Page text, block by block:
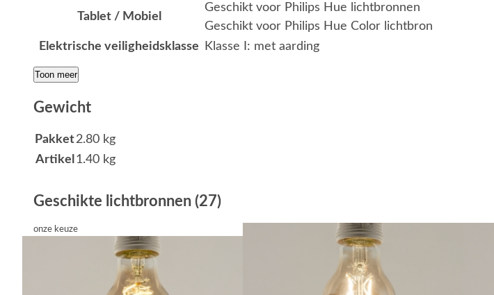
Tablet / Mobiel
Geschikt voor Philips Hue lichtbronnen
Geschikt voor Philips Hue Color lichtbron
Elektrische veiligheidsklasse
Klasse I: met aarding
Toon meer
Gewicht
Pakket2.80 kg
Artikel 1.40 kg
Geschikte lichtbronnen (27)
onze keuze